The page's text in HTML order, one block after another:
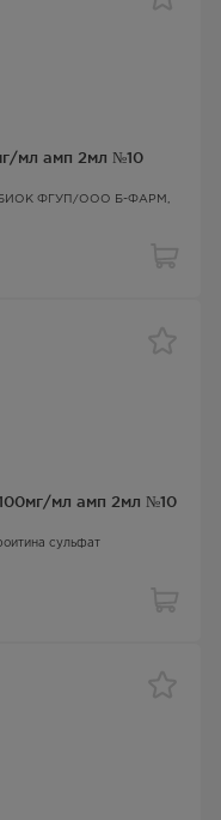
мл амп 2мл №10
БИОК ФГУП/ООО Б-ФАРМ,
мл амп 2мл №10
сульфат